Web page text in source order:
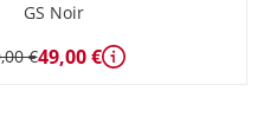
GS Noir
€49,00 € Détails